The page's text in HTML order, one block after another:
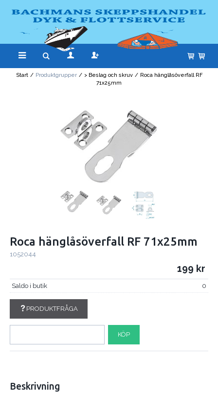
Start / Produktgrupper / > Beslag och skruv / Roca hänglåsöverfall RF
71x25mm
Roca hänglåsöverfall RF 71x25mm
1052044
199
Saldo i butik 0
PRODUKTFRÅGA
KÖP
Beskrivning